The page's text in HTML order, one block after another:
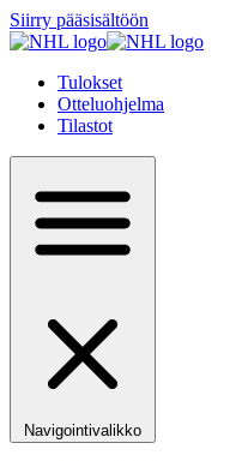
Siirry pääsisältöön
Tulokset
Otteluohjelma
Tilastot
Navigointivalikko